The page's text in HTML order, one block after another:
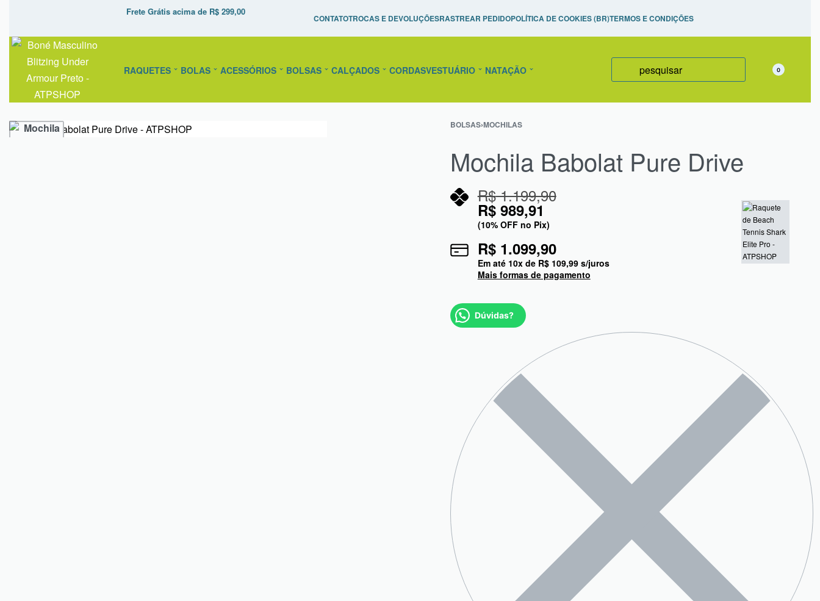
Frete Grátis acima de R$ 299,00
confira!
CONTATOTROCAS E DEVOLUÇÕESRASTREAR PEDIDOPOLÍTICA DE COOKIES (BR)TERMOS E CONDIÇÕES
RAQUETES BOLAS ACESSÓRIOS BOLSAS CALÇADOS CORDASVESTUÁRIO NATAÇÃO 0
BOLSAS›MOCHILAS
Mochila Babolat Pure Drive
R$1.199,90
R$989,91
(10% OFF no Pix)
R$1.099,90
Em até 10x de R$109,99s/juros
Mais formas de pagamento
Dúvidas?